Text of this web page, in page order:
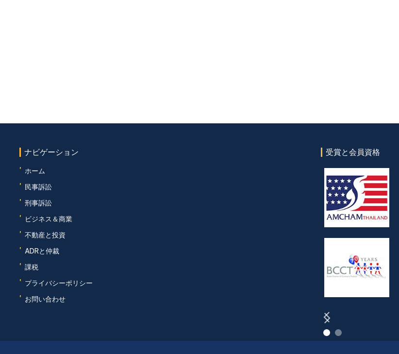
ナビゲーション
' ホーム
' 民事訴訟
' 刑事訴訟
' ビジネス＆商業
' 不動産と投資
' ADRと仲裁
' 課税
' プライバシーポリシー
' お問い合わせ
受賞と会員資格